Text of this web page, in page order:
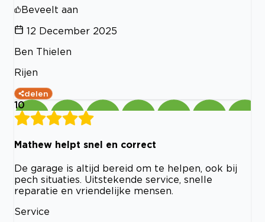
Beveelt aan
12 December 2025
Ben Thielen
Rijen
delen
10
Mathew helpt snel en correct
De garage is altijd bereid om te helpen, ook bij
pech situaties. Uitstekende service, snelle
reparatie en vriendelijke mensen.
Service